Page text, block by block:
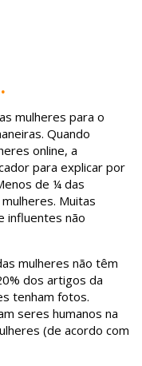
mulheres para o
Quando
online, a
para explicar por
de ¼ das
Muitas
influentes não
mulheres não têm
dos artigos da
tenham fotos.
seres humanos na
(de acordo com